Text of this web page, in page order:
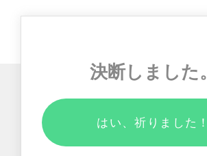
決断しました。
はい、祈りました！